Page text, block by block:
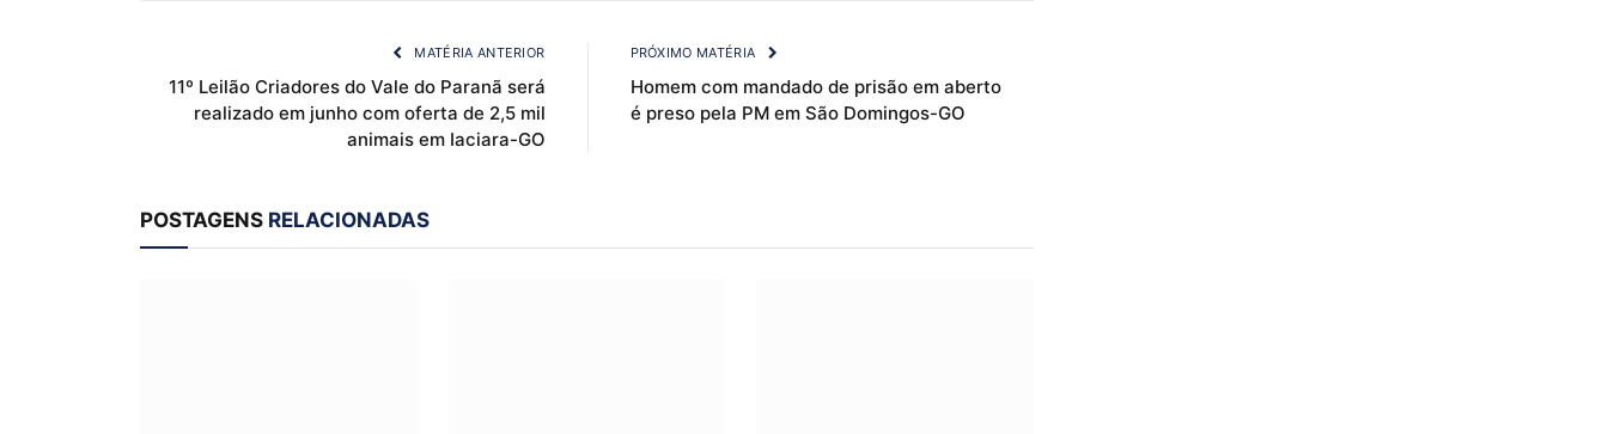
MATÉRIA ANTERIOR
11º Leilão Criadores do Vale do Paranã será
realizado em junho com oferta de 2,5 mil
animais em Iaciara-GO
PRÓXIMO MATÉRIA
Homem com mandado de prisão em aberto
é preso pela PM em São Domingos-GO
POSTAGENS RELACIONADAS